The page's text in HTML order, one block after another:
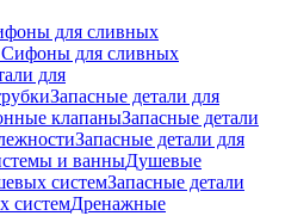
для сливных
Сифоны для сливных
для
Запасные детали для
клапаныЗапасные детали
Запасные детали для
и ванныДушевые
системЗапасные детали
системДренажные